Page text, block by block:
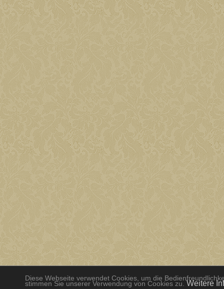
Diese Webseite verwendet Cookies, um die
stimmen Sie unserer Verwendung von Cookies zu. Weitere